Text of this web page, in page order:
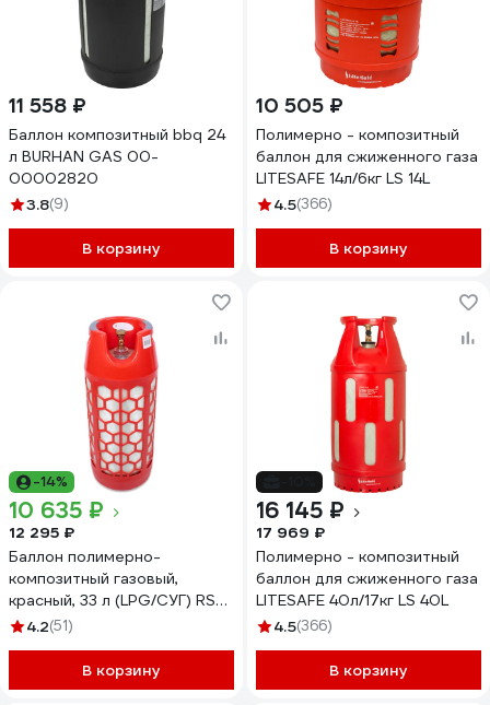
11 558 ₽
Баллон композитный bbq 24
л BURHAN GAS 00-
00002820
3.8(9)
В корзину
10 505 ₽
Полимерно - композитный
баллон для сжиженного газа
LITESAFE 14л/6кг LS 14L
4.5(366)
В корзину
-14%
10 635 ₽
12 295 ₽
Баллон полимерно-
композитный газовый,
красный, 33 л (LPG/СУГ) RSV
COMPOSITE RSV33RED
4.2(51)
В корзину
16 145 ₽
17 969 ₽
Полимерно - композитный
баллон для сжиженного газа
LITESAFE 40л/17кг LS 40L
4.5(366)
В корзину